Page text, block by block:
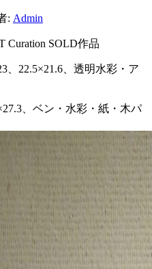
: Admin
Curation SOLD作品
、22.5×21.6、透明水彩・ア
、ベン・水彩・紙・木パ